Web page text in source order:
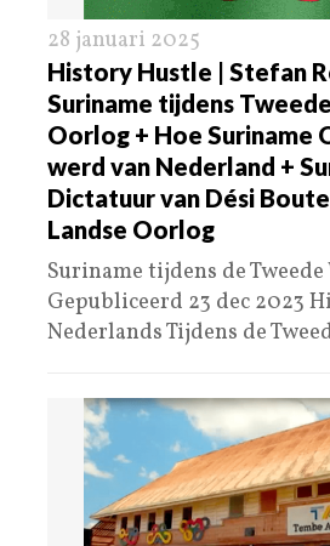
28 januari 2025
History Hustle | Stefan
Suriname tijdens
Oorlog + Hoe Suriname
werd van Nederland +
Dictatuur van Dési
Landse Oorlog
Suriname tijdens de
Gepubliceerd 23 dec 2023
Nederlands Tijdens de